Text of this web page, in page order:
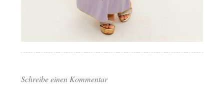
Schreibe einen Kommentar